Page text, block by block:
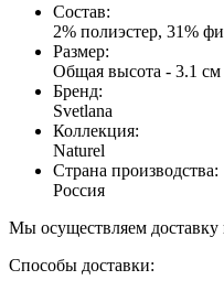
Состав:
2% полиэстер, 31%
Размер:
Общая высота - 3.1 см
Бренд:
Svetlana
Коллекция:
Naturel
Страна производства:
Россия
Мы осуществляем доставку
Способы доставки: